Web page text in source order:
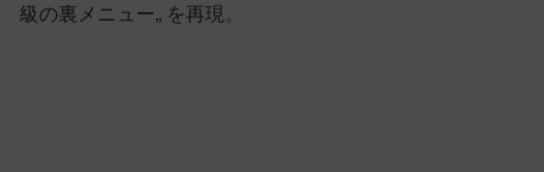
級の裏メニュー„ を再現。